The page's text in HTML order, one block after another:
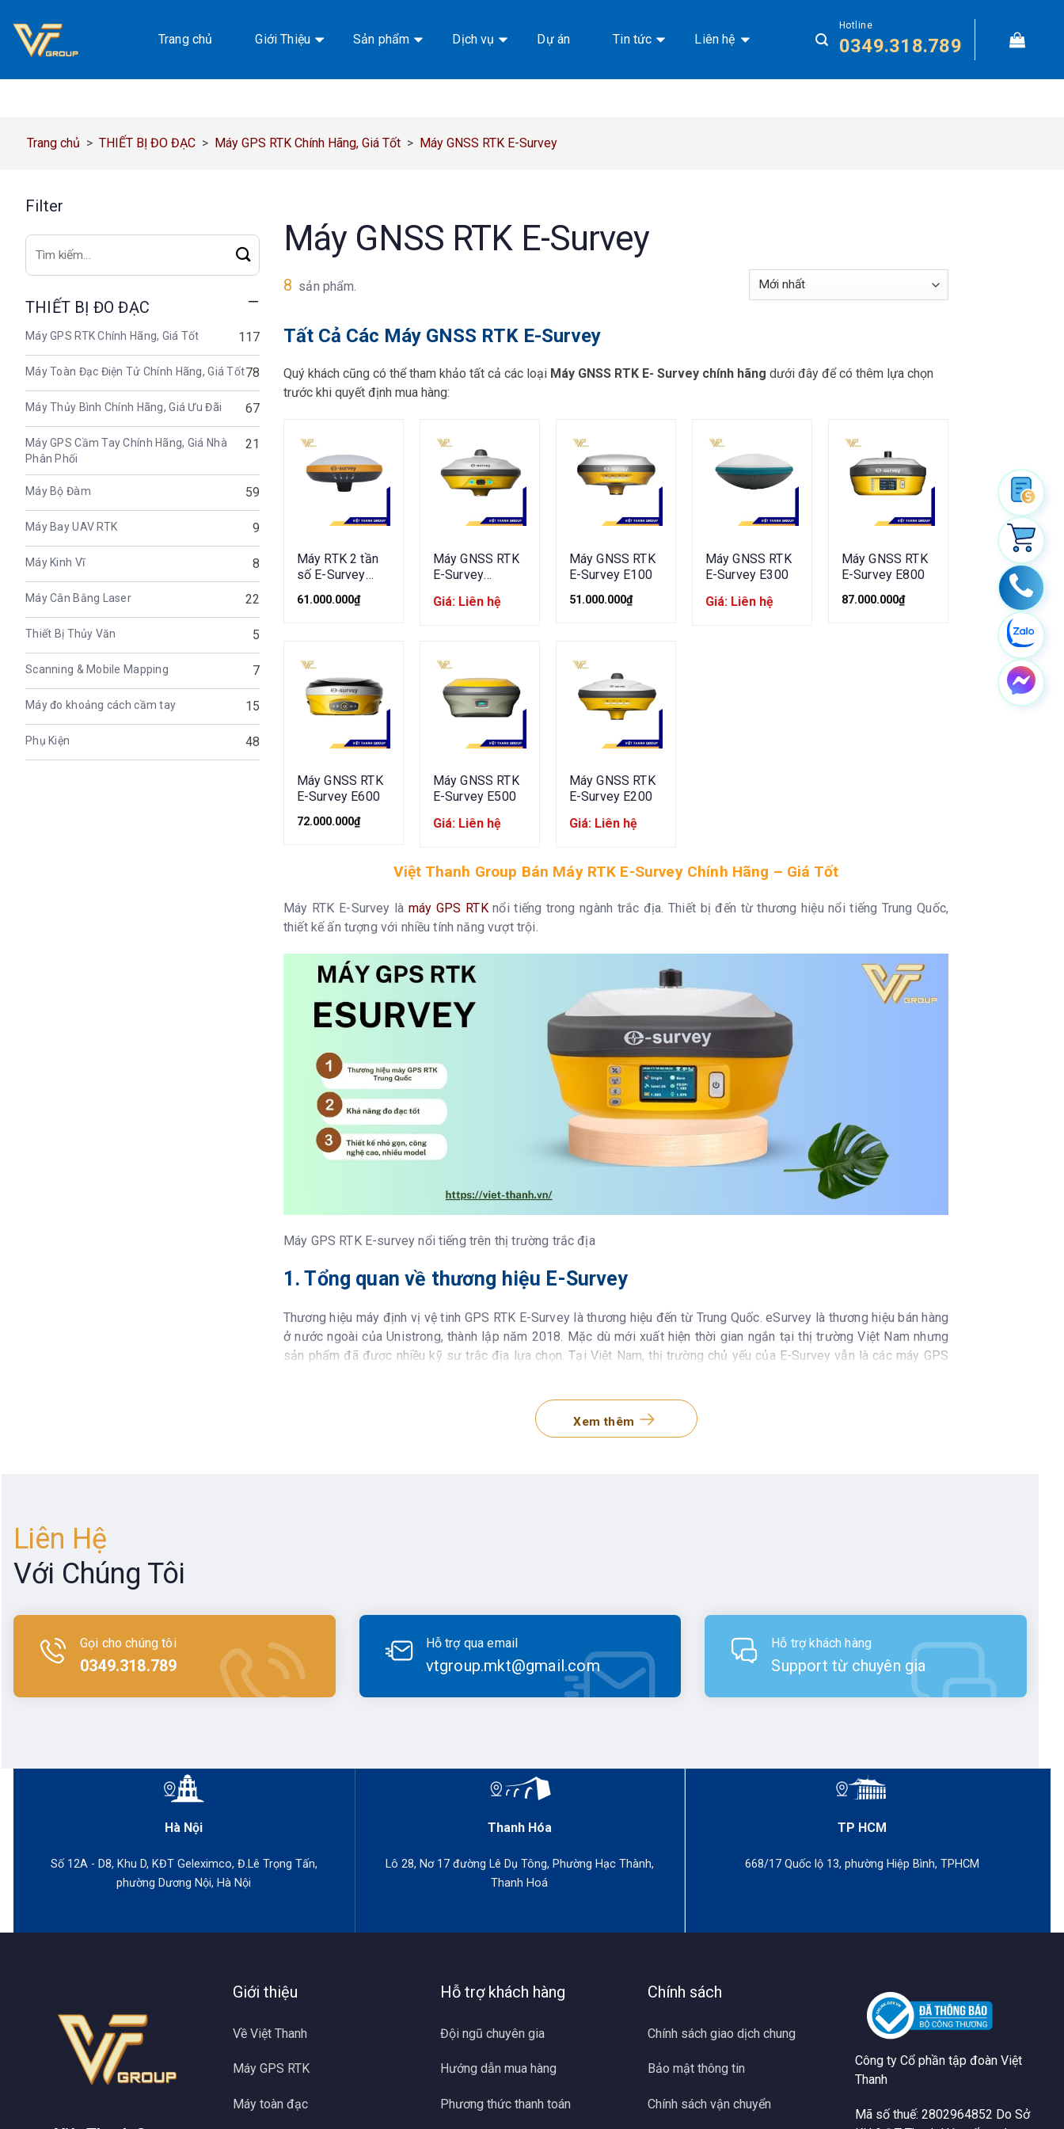
đến
Trang chủ Giới Thiệu Sản phẩm Dịch vụ Dự án Tin tức Liên hệ
Hotline
0349.318.789
Trang chủ > THIẾT BỊ ĐO ĐẠC > Máy GPS RTK Chính Hãng, Giá Tốt > Máy GNSS RTK E-Survey
Filter
Tìm
THIẾT BỊ ĐO ĐẠC
Máy GPS RTK Chính Hãng, Giá Tốt 117
Máy Toàn Đạc Điện Tử Chính Hãng, Giá Tốt78
Máy Thủy Bình Chính Hãng, Giá Ưu Đãi 67
Máy GPS Cầm Tay Chính Hãng, Giá Nhà
Phân Phối
21
Máy Bộ Đàm 59
Máy Bay UAV RTK 9
Máy Kinh Vĩ 8
Máy Cân Bằng Laser 22
Thiết Bị Thủy Văn 5
Scanning & Mobile Mapping 7
Máy đo khoảng cách cầm tay 15
Phụ Kiện 48
Máy GNSS RTK E-Survey
8 sản phẩm.
Tất Cả Các Máy GNSS RTK E-Survey
Quý khách cũng có thể tham khảo tất cả các loại Máy GNSS RTK E- Survey chính hãng dưới đây để có thêm lựa chọn
trước khi quyết định mua hàng:
Máy RTK 2 tần
số E-Survey
61.000.000₫
Máy GNSS RTK
E-Survey
Giá: Liên hệ
Máy GNSS RTK
E-Survey E100
51.000.000₫
Máy GNSS RTK
E-Survey E300
Giá: Liên hệ
Máy GNSS RTK
E-Survey E800
87.000.000₫
Máy GNSS RTK
E-Survey E600
72.000.000₫
Máy GNSS RTK
E-Survey E500
Giá: Liên hệ
Máy GNSS RTK
E-Survey E200
Giá: Liên hệ
Việt Thanh Group Bán Máy RTK E-Survey Chính Hãng – Giá Tốt
Máy RTK E-Survey làmáy GPS RTKnổi tiếng trong ngành trắc địa. Thiết bị đến từ thương hiệu nổi tiếng Trung Quốc,
thiết kế ấn tượng với nhiều tính năng vượt trội.
Máy GPS RTK E-survey nổi tiếng trên thị trường trắc địa
1. Tổng quan về thương hiệu E-Survey
Thương hiệu máy định vị vệ tinh GPS RTK E-Survey là thương hiệu đến từ Trung Quốc. eSurvey là thương hiệu bán hàng
ở nước ngoài của Unistrong, thành lập năm 2018. Mặc dù mới xuất hiện thời gian ngắn tại thị trường Việt Nam nhưng
sản phẩm đã được nhiều kỹ sư trắc địa lựa chọn. Tại Việt Nam, thị trường chủ yếu của E-Survey vẫn là các máy GPS
Các sản phẩm chính của eSurvey bao gồm: máy GPS RTK, khảo sát và lập bản đồ, điều hướng tự động của máy nông
nghiệp, điều khiển máy, thiết bị cầm tay chắc chắn và nhiều phần mềm khác nhau. Hiện eSurvey đã thiết lập mối quan hệ
vậy, sản phẩm có ứng dụng đa dạng trong nhiều điều kiện môi trường.
Khả năng làm việc trong môi trường khắc nghiệt: Các sản phẩm RTK của E-Survey được thiết kế để hoạt động tốt
trong môi trường khắc nghiệt như mưa, bụi, độ ẩm cao, và nhiệt độ thay đổi.
Các máy thu E-SURVEY có độ chính xác đo RTK cao, tích hợp bù nghiêng IMU với thiết kế nhỏ gọn, thân máy bằng
nhanh PD, ăng ten kết hợp tích hợp, GNSS, WiFi, Bluetooth, tín hiệu không dây tốt hơn.
Máy GPS 2 tần số RTK E-Survey thường được sử dụng trong các ứng dụng đo đạc địa lý như xây dựng, quản lý tài
Xem thêm
Liên Hệ
Với Chúng Tôi
Gọi cho chúng tôi
0349.318.789
Hỗ trợ qua email
vtgroup.mkt@gmail.com
Hỗ trợ khách hàng
Support từ chuyên gia
Hà Nội
Số 12A - D8, Khu D, KĐT Geleximco, Đ.Lê Trọng Tấn,
phường Dương Nội, Hà Nội
Thanh Hóa
Lô 28, Nơ 17 đường Lê Dụ Tông, Phường Hạc Thành,
Thanh Hoá
TP HCM
668/17 Quốc lộ 13, phường Hiệp Bình, TPHCM
Giới thiệu
Về Việt Thanh
Máy GPS RTK
Máy toàn đạc
Hỗ trợ khách hàng
Đội ngũ chuyên gia
Hướng dẫn mua hàng
Phương thức thanh toán
Chính sách
Chính sách giao dịch chung
Bảo mật thông tin
Chính sách vận chuyển
Công ty Cổ phần tập đoàn Việt
Thanh
Mã số thuế: 2802964852 Do Sở